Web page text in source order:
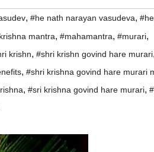
, #he nath narayan vasudeva,
mantra, #mahamantra, #murari,
krishn, #shri krishn govind hare murari,
, #shri krishna govind hare murari
, #sri krishna govind hare murari,